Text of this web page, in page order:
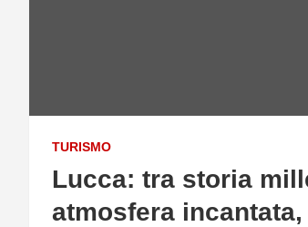
TURISMO
Lucca: tra storia
atmosfera